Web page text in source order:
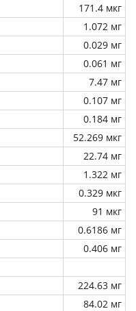
171.4 мкг
1.072 мг
0.029 мг
0.061 мг
7.47 мг
0.107 мг
0.184 мг
52.269 мкг
22.74 мг
1.322 мг
0.329 мкг
91 мкг
0.6186 мг
0.406 мг
224.63 мг
84.02 мг